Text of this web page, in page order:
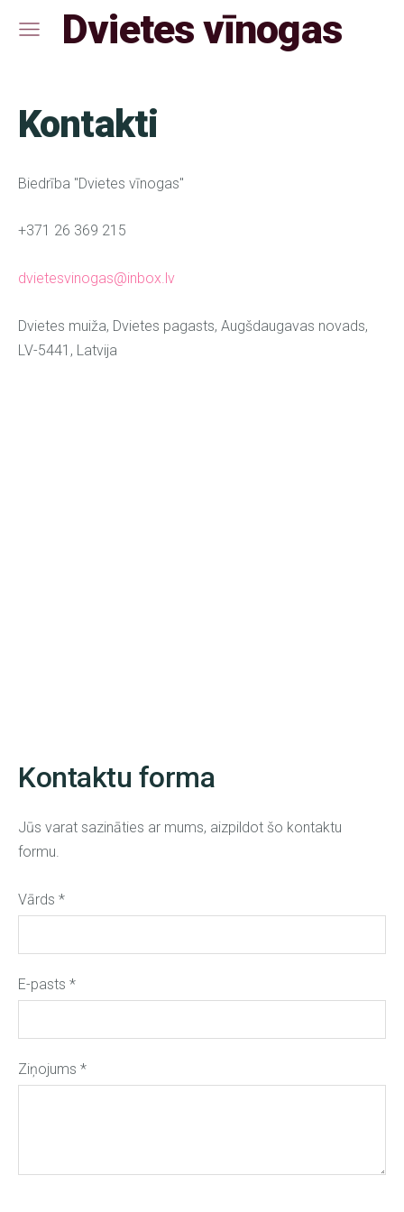
Dvietes vīnogas
Kontakti
Biedrība "Dvietes vīnogas"
+371 26 369 215
dvietesvinogas@inbox.lv
Dvietes muiža, Dvietes pagasts, Augšdaugavas novads,
LV-5441, Latvija
Kontaktu forma
Jūs varat sazināties ar mums, aizpildot šo kontaktu
formu.
Vārds *
E-pasts *
Ziņojums *